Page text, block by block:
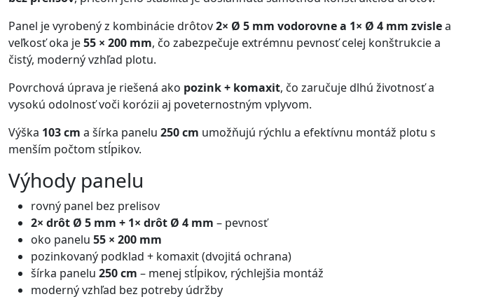
Panel je vyrobený z kombinácie drôtov2× Ø 5 mm vodorovne a 1× Ø 4 mm zvislea
veľkosť oka je55 × 200 mm, čo zabezpečuje extrémnu pevnosť celej konštrukcie a
čistý, moderný vzhľad plotu.
Povrchová úprava je riešená ako pozink + komaxit, čo zaručuje dlhú životnosť a
vysokú odolnosť voči korózii aj poveternostným vplyvom.
Výška 103 cm a šírka panelu 250 cm umožňujú rýchlu a efektívnu montáž plotu s
menším počtom stĺpikov.
Výhody panelu
rovný panel bez prelisov
2× drôt Ø 5 mm + 1× drôt Ø 4 mm – pevnosť
oko panelu 55 × 200 mm
pozinkovaný podklad + komaxit (dvojitá ochrana)
šírka panelu 250 cm – menej stĺpikov, rýchlejšia montáž
moderný vzhľad bez potreby údržby